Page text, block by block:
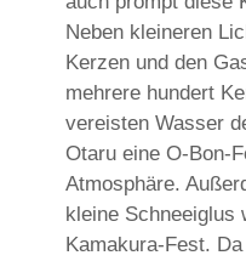
Neben kleineren
Kerzen und den
mehrere hundert
vereisten Wasser
Otaru eine O-Bon-
Atmosphäre.
kleine Schneeiglus
Kamakura-Fest.